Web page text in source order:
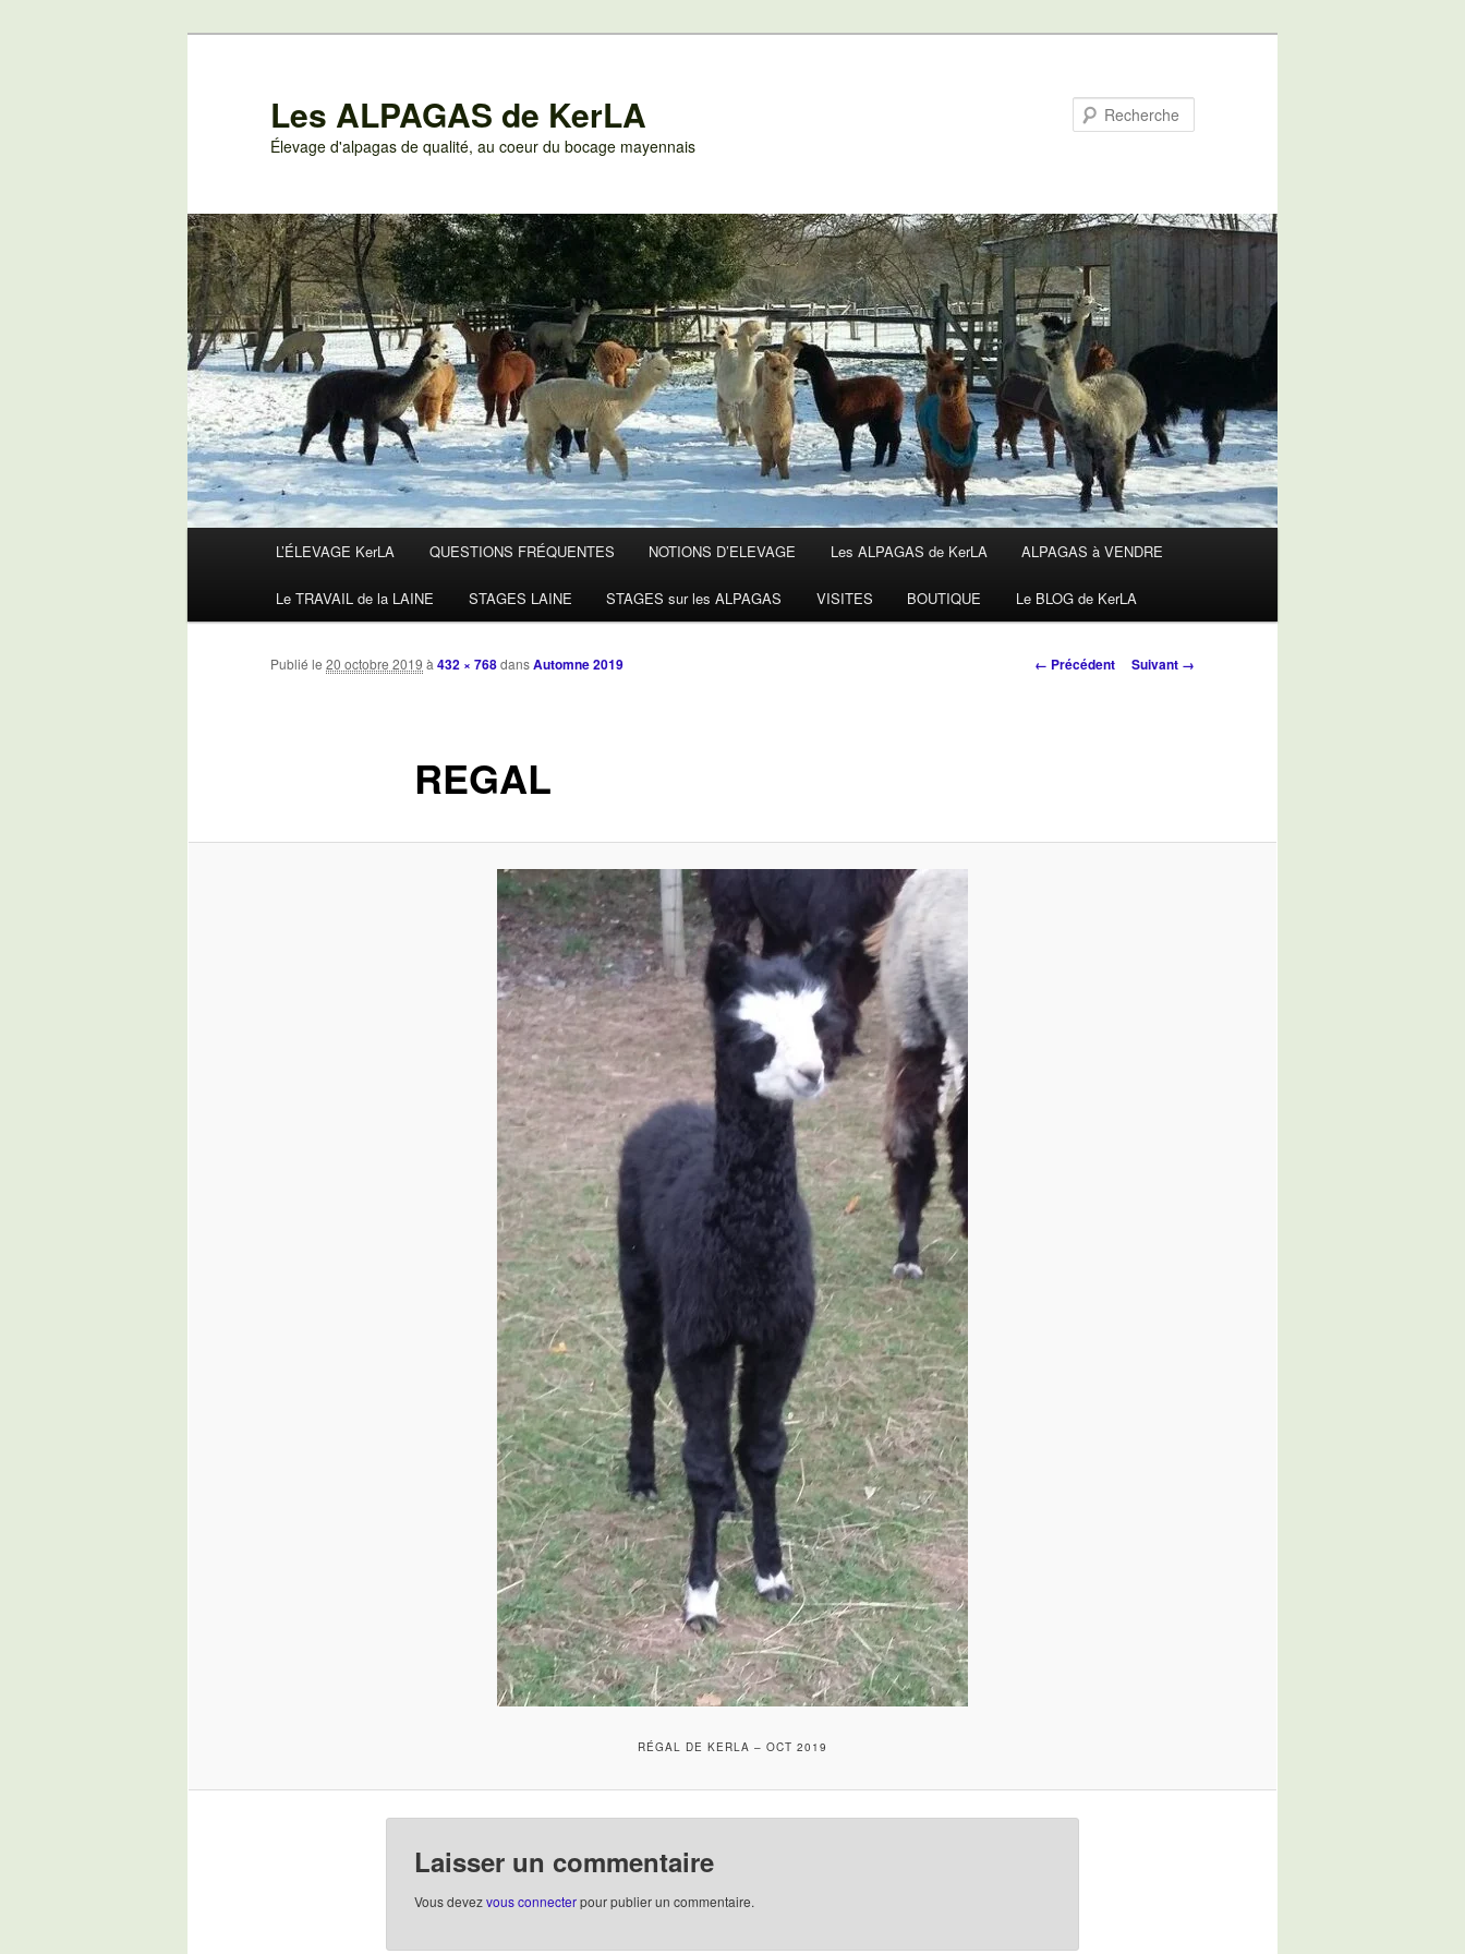
Les ALPAGAS de KerLA
Élevage d'alpagas de qualité, au coeur du bocage mayennais
L’ÉLEVAGE KerLA QUESTIONS FRÉQUENTES NOTIONS D’ELEVAGE Les ALPAGAS de KerLA ALPAGAS à VENDRE
Le TRAVAIL de la LAINE STAGES LAINE STAGES sur les ALPAGAS VISITES BOUTIQUE Le BLOG de KerLA
Navigation
← Précédent Suivant →
REGAL
Publié le 20 octobre 2019 à432 × 768dansAutomne 2019
RÉGAL DE KERLA – OCT 2019
Laisser un commentaire
Vous devezvous connecterpour publier un commentaire.